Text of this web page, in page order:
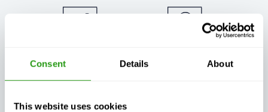
Consent Details About
This website uses cookies
Altijd gecertificeerd,
Uitzonderlijke
klantenondersteuning,